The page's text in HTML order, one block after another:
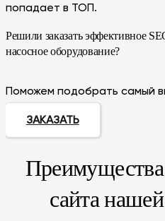
попадает в ТОП.
Решили заказать эффективное
насосное оборудование?
Поможем подобрать самый
ЗАКАЗАТЬ
сайта